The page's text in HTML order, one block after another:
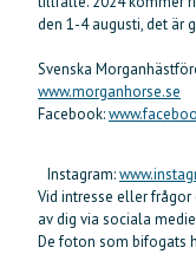
den 1-4 augusti, det är
Svenska
www.morganhorse.se
Facebook:
Instagram:
Vid intresse eller
av dig via sociala
De foton som bifogats